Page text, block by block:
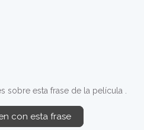
sobre esta frase de la película .
con esta frase